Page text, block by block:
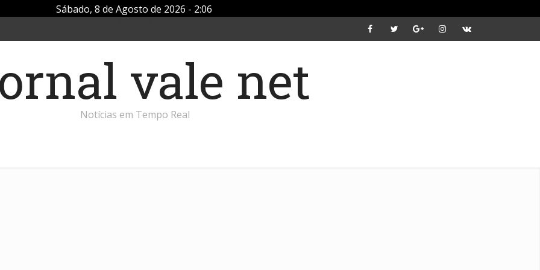
Sábado, 8 de Agosto de 2026 - 2:06
Notícias em Tempo Real